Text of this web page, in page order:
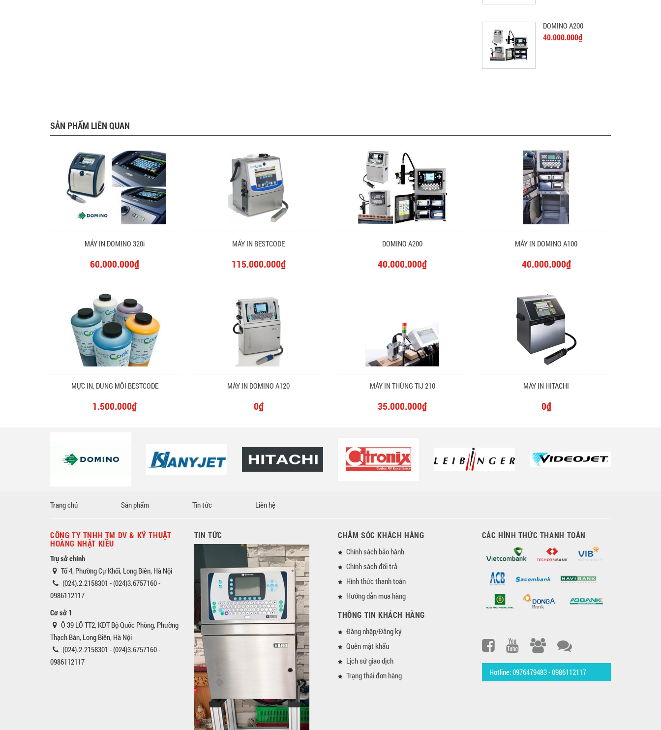
DOMINO A200
40.000.000₫
SẢN PHẨM LIÊN QUAN
MÁY IN DOMINO 320i
60.000.000₫
MÁY IN BESTCODE
115.000.000₫
DOMINO A200
40.000.000₫
MÁY IN DOMINO A100
40.000.000₫
MỰC IN, DUNG MÔI BESTCODE
1.500.000₫
MÁY IN DOMINO A120
0₫
MÁY IN THÙNG TIJ 210
35.000.000₫
MÁY IN HITACHI
0₫
Trang chủ Sản phẩm Tin tức Liên hệ
CÔNG TY TNHH TM DV & KỸ THUẬT
HOÀNG NHẬT KIỀU
Trụ sở chính
Tổ 4, Phường Cự Khối, Long Biên, Hà Nội
(024).2.2158301 - (024)3.6757160 -
0986112117
Cơ sở 1
Ô 39 LÔ TT2, KĐT Bộ Quốc Phòng, Phường
Thạch Bàn, Long Biên, Hà Nội
(024).2.2158301 - (024)3.6757160 -
0986112117
TIN TỨC CHĂM SÓC KHÁCH HÀNG
Chính sách bảo hành
Chính sách đổi trả
Hình thức thanh toán
Hướng dẫn mua hàng
THÔNG TIN KHÁCH HÀNG
Đăng nhập/Đăng ký
Quên mật khẩu
Lịch sử giao dịch
Trạng thái đơn hàng
CÁC HÌNH THỨC THANH TOÁN
Hotline: 0976479483 - 0986112117